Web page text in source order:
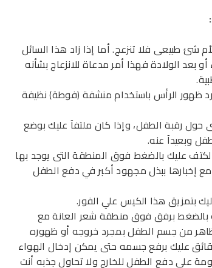
:
طبيعى فلا تنزعج. أما إذا زاد هذا السائل
أو أثناء أو بعد الولادة فهذا أمر مدعاة للانزعاج بشأنه
ظهور الرأس باستخدام منشفة (فوطة) نظيفة
حول رقبة الطفل، وإذا كان ملتفآ عليك بوضع
وبعيدآ عنه.
عليك بالضغط فوق المنطقة التى يوجد بها
مع إخبارها ببذل مجهود أكبر في دفع الطفل
بتمزيق هذا الكيس علي الفور.
بالضغط برفق فوق منطقة شعر العانة مع
من جسم الطفل بمجرد خروجه أو ظهوره
عليك برفع جسمه حتى يمكن إدخال الهواء
علي دفع الطفل للخارج ولا تحاول جذبه أنت